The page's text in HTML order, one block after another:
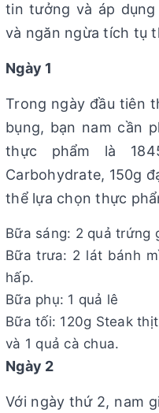
tin tưởng và áp
và ngăn ngừa tích tụ
Ngày 1
Trong ngày đầu tiên
bụng, bạn nam cần
thực phẩm là
Carbohydrate, 150g
thể lựa chọn thực
Bữa sáng: 2 quả trứng
Bữa trưa: 2 lát bánh
hấp.
Bữa phụ: 1 quả lê
Bữa tối: 120g Steak
và 1 quả cà chua.
Ngày 2
Với ngày thứ 2, nam